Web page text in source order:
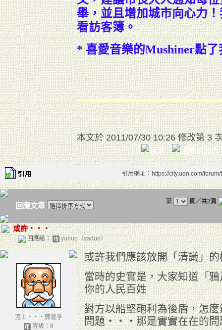
舉，並且增加城市向心力
看訪客簿。
* 喜愛音樂的Mushiner點了
本文於2011/07/30 10:26 修改第 3
引用網址：https://city.udn.com/
回應文章 第 頁／共2頁
或許‧‧‧
回應給： yaduo（yaduo）
泥土‧‧‧郭譽孚
等級：8
或許我們應該放開「清議」
當時的史實是，大家知道「
你的人民百姓
對方以船堅砲利為後盾，怎
問題‧‧‧那是實實在在的問